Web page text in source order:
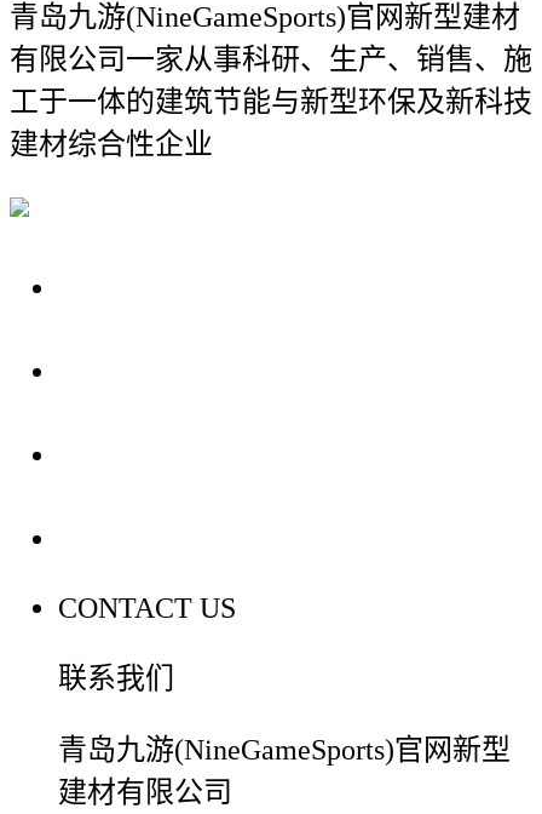
青岛九游(NineGameSports)官网新型建材
有限公司一家从事科研、生产、销售、施
工于一体的建筑节能与新型环保及新科技
建材综合性企业
CONTACT US
联系我们
青岛九游(NineGameSports)官网新型
建材有限公司